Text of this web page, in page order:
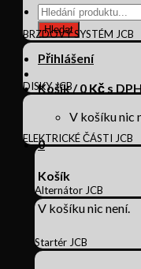
Products
search
Hledat
Přihlášení
Košík /0 Kč s DPH
V košíku nic
0
Košík
V košíku nic není.
BRZDOVÝ SYSTÉM JCB
DISKY JCB
ELEKTRICKÉ ČÁSTI JCB
Alternátor JCB
Startér JCB